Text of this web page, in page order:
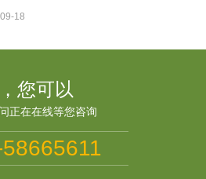
18
您可以
正在在线等您咨询